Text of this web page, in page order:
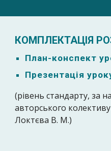
КОМПЛЕКТАЦІЯ
План-конспект
Презентація
(рівень стандарту, за
авторського
Локтєва В. М.)